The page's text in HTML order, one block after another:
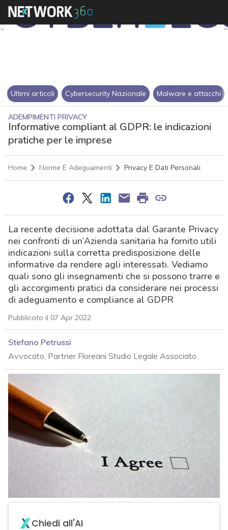
Ultimi articoli Cybersecurity Nazionale Malware e attacchi
ADEMPIMENTI PRIVACY
Informative compliant al GDPR: le indicazioni
pratiche per le imprese
Home Norme E Adeguamenti Privacy E Dati Personali
La recente decisione adottata dal Garante Privacy
nei confronti di un’Azienda sanitaria ha fornito utili
indicazioni sulla corretta predisposizione delle
informative da rendere agli interessati. Vediamo
quali sono gli insegnamenti che si possono trarre e
gli accorgimenti pratici da considerare nei processi
di adeguamento e compliance al GDPR
Pubblicato il 07 Apr 2022
Stefano Petrussi
Avvocato, Partner Floreani Studio Legale Associato
Chiedi all'AI